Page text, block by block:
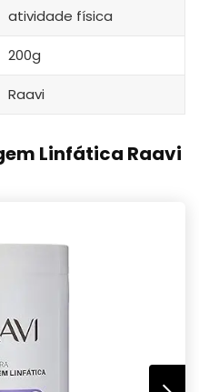
atividade física
200g
Raavi
Linfática Raavi